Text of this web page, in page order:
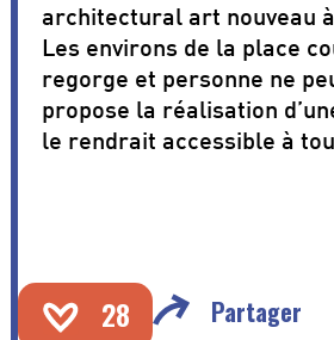
architectural art nouveau
Les environs de la place
regorge et personne ne
propose la réalisation
le rendrait accessible à
28 Partager